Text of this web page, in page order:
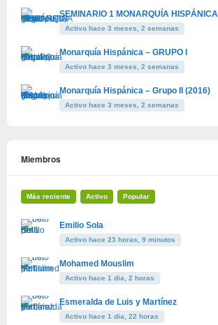
SEMINARIO 1 MONARQUÍA HISPÁNICA
Activo hace 3 meses, 2 semanas
Monarquía Hispánica – GRUPO I
Activo hace 3 meses, 2 semanas
Monarquía Hispánica – Grupo II (2016)
Activo hace 3 meses, 2 semanas
Miembros
Más reciente Activo Popular
Emilio Sola
Activo hace 23 horas, 9 minutos
Mohamed Mouslim
Activo hace 1 dia, 2 horas
Esmeralda de Luis y Martínez
Activo hace 1 dia, 22 horas